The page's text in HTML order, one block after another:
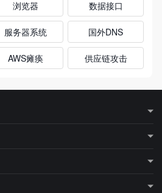
浏览器 数据接口
服务器系统 国外DNS
AWS瘫痪 供应链攻击